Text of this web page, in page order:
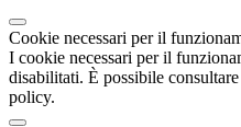
Cookie necessari per il
I cookie necessari per il
disabilitati. È possibile
policy.